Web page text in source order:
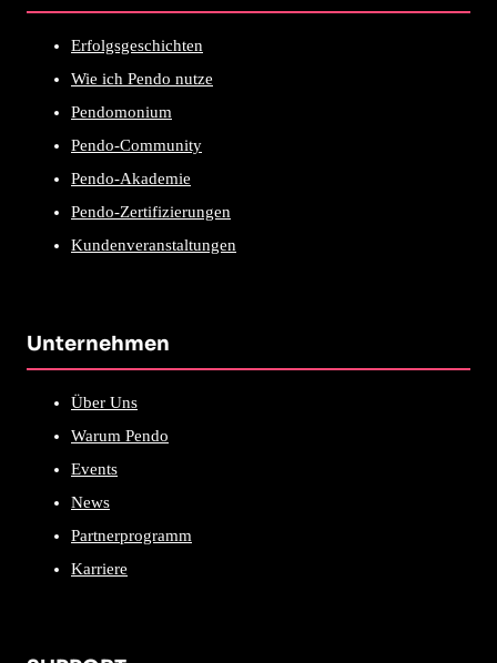
Erfolgsgeschichten
Wie ich Pendo nutze
Pendomonium
Pendo-Community
Pendo-Akademie
Pendo-Zertifizierungen
Kundenveranstaltungen
Unternehmen
Über Uns
Warum Pendo
Events
News
Partnerprogramm
Karriere